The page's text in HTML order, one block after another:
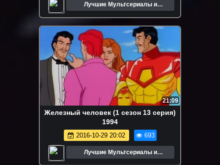
Лучшие Мультсериалы и
Мультфильмы
21:09
Железный человек (1 сезон 13 серия)
1994
2016-10-29 20:02 693
Лучшие Мультсериалы и
Мультфильмы